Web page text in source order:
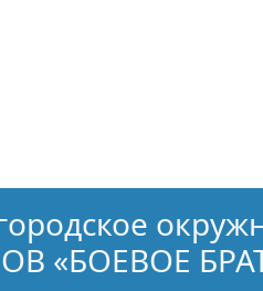
«БОЕВОЕ